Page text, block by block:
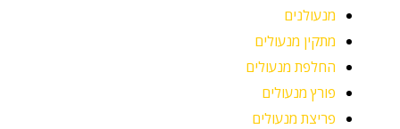
מנעולנים
מתקין מנעולים
החלפת מנעולים
פורץ מנעולים
פריצת מנעולים